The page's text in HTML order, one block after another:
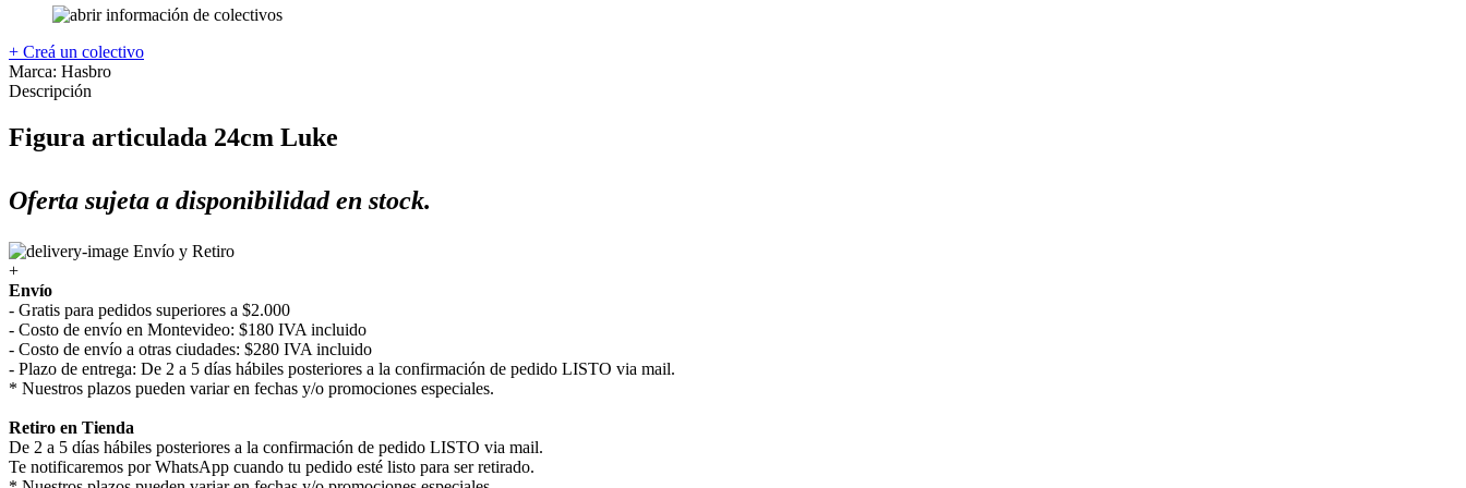
+ Creá un colectivo
Marca: Hasbro
Descripción
Figura articulada 24cm Luke
Oferta sujeta a disponibilidad en stock.
Envío y Retiro
+
Envío
- Gratis para pedidos superiores a $2.000
- Costo de envío en Montevideo: $180 IVA incluido
- Costo de envío a otras ciudades: $280 IVA incluido
- Plazo de entrega: De 2 a 5 días hábiles posteriores a la confirmación de pedido LISTO via mail.
* Nuestros plazos pueden variar en fechas y/o promociones especiales.
Retiro en Tienda
De 2 a 5 días hábiles posteriores a la confirmación de pedido LISTO via mail.
Te notificaremos por WhatsApp cuando tu pedido esté listo para ser retirado.